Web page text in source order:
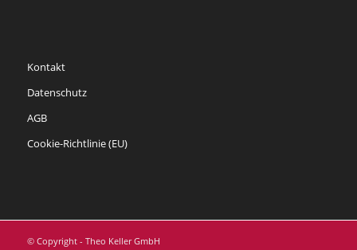
Kontakt
Datenschutz
AGB
Cookie-Richtlinie (EU)
© Copyright - Theo Keller GmbH